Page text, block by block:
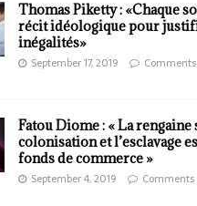
Thomas Piketty : «Chaque
récit idéologique pour
inégalités»
September 17, 2019
Fatou Diome : « La rengaine
colonisation et l’esclavage
fonds de commerce »
September 4, 2019